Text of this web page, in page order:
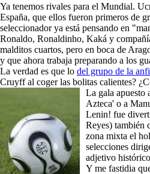
Ya tenemos rivales para el Mundial.
España, que ellos fueron primeros de
seleccionador ya está pensando en
Ronaldo, Ronaldinho, Kaká y
malditos cuartos, pero en boca de
y que ahora trabaja preparando a los
La verdad es que lo del grupo de la
Cruyff al coger las bolitas calientes?
La gala apuesto
Azteca' o a
Lenin! fue
Reyes) también
zona mixta el
selecciones
adjetivo
Y me fastidia